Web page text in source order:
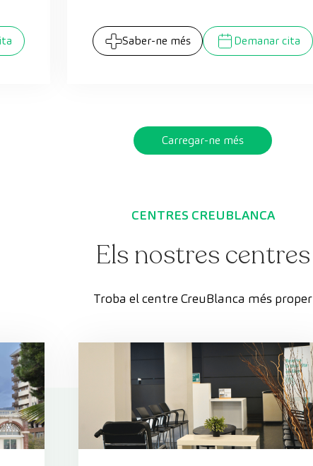
Saber-ne més Demanar cita
Carregar-ne més
CENTRES CREUBLANCA
Els nostres centres
Troba el centre CreuBlanca més proper